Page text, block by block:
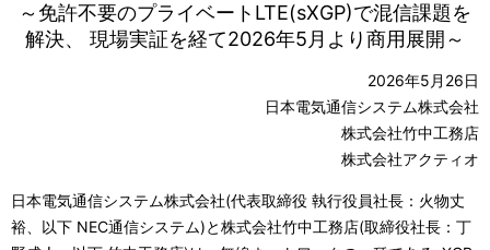
置
を
て
ビ
ョ
ン
～免許不要のプライベートLTE(sXGP)で混信課題を
解決、 現場実証を経て2026年5月より商用展開～
2026年5月26日
日本電気通信システム株式会社
株式会社竹中工務店
株式会社アクティオ
日本電気通信システム株式会社(代表取締役 執行役員社長：火物丈
裕、以下 NEC通信システム)と株式会社竹中工務店(取締役社長：丁